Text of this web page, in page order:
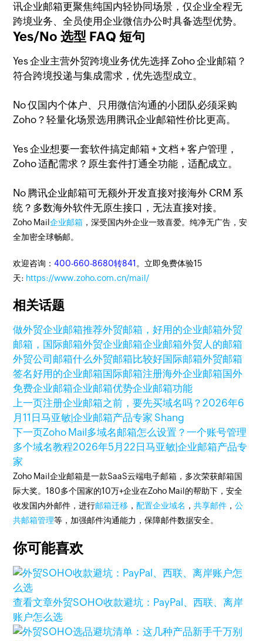
讯企业邮箱更聚焦纯国内轻协同场景，仅企业全程无
跨境业务、全员使用企业微信办公时具备选型优势。
Yes/No 选型 FAQ 短句
Yes 企业主营外贸跨境业务优先选择 Zoho 企业邮箱？
符合跨境投递与集成需求，优先选型成立。
No 仅国内个体户、只用微信沟通的小团队必须采购
Zoho？轻量化场景选用腾讯企业邮箱性价比更高。
Yes 企业想要一套软件搞定邮箱 + 文档 + 客户管理，
Zoho 适配需求？原生套件打通全功能，适配成立。
No 腾讯企业邮箱可无额外开发直接对接海外 CRM 系
统？多数海外软件无原生接口，无法直接对接。
Zoho Mail企业邮箱 ，深受国内外企业一致喜爱。纯净无广告，安
全加密全球畅邮。
欢迎咨询：400-660-8680转841 。立即免费体验15
天: https://www.zoho.com.cn/mail/
相关话题
做外贸企业邮箱推荐外贸邮箱，好用的企业邮箱外贸
邮箱，国际邮箱外贸企业邮箱企业邮箱外贸人的邮箱
外贸公司邮箱什么外贸邮箱比较好国际邮箱外贸邮箱
签名好用的企业邮箱国际邮箱注册海外企业邮箱国外
免费企业邮箱企业邮箱优势企业邮箱功能
上一页注册企业邮箱之前，要先买域名吗？2026年6
月11日马亚敏|企业邮箱产品专家 Shang
下一页Zoho Mail多域名邮箱怎么设置？一个账号管理
多个域名教程2026年5月22日马亚敏|企业邮箱产品专
家
Zoho Mail企业邮箱是一款SaaS云端电子邮箱，多次荣获邮箱国
际大奖。180多个国家的10万+企业在Zoho Mail的帮助下，安全
收发国内外邮件，进行邮箱迁移 ，配置企业域名 ，共享邮件 ，公
共邮箱管理等，加强邮件沟通能力，保障邮件数据安全。
你可能喜欢
查看文章外贸SOHO收款避坑：PayPal、西联、离岸
账户怎么选